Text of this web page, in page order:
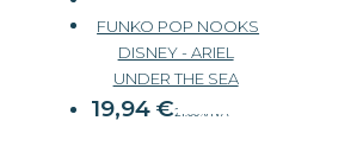
JUEGOS
FUNKO POP NOOKS
DISNEY - ARIEL
UNDER THE SEA
19,94 €21.00% IVA
20,99 €